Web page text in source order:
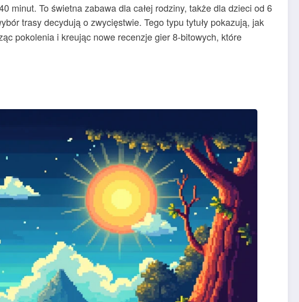
minut. To świetna zabawa dla całej rodziny, także dla dzieci od 6
trasy decydują o zwycięstwie. Tego typu tytuły pokazują, jak
pokolenia i kreując nowe recenzje gier 8-bitowych, które